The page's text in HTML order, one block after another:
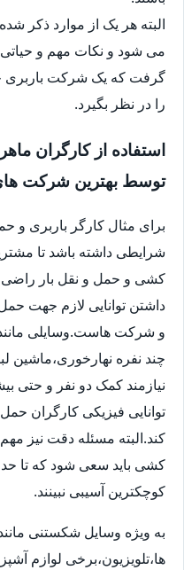
البته هر یک از موارد ذکر
می شود و نکات مهم و حیاتی
گرفت که یک شرکت باربری
را در نظر بگیرد.
استفاده از کارگران
توسط بهترین شرکت
برای مثال کارگر باربری و
شرایطی داشته باشد تا
کشی و حمل و نقل بار راضی
داشتن توانایی لازم جهت
و شرکت هاست.وسایلی
چند نفره نهارخوری،ماشین
نیازمند کمک دو نفر و حتی
توانایی فیزیکی کارگران
کند.البته مسئله دقت نیز
کشی باید سعی شود که تا حد
کوچکترین آسیبی نبینند.
به ویژه وسایل شکستنی
ها،تلویزیون،برخی لوازم